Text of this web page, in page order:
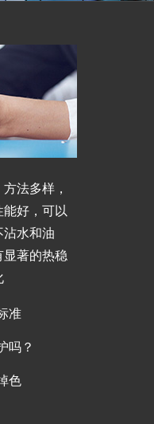
法多样，
好，可以
沾水和油
显著的热稳
准
吗？
色